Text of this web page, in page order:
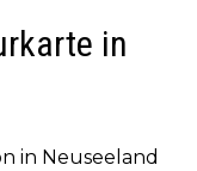
in
in Neuseeland